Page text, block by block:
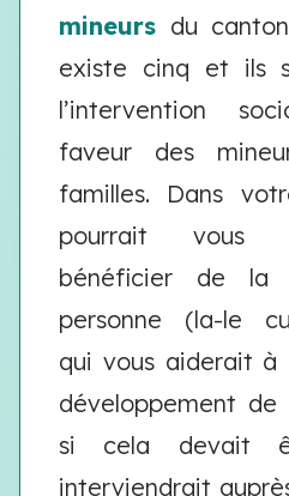
mineurs du
existe cinq et ils
l’intervention
faveur des
familles. Dans
pourrait vous
bénéficier de la
personne (la-le
qui vous aiderait à
développement
si cela devait
interviendrait